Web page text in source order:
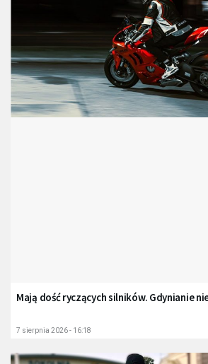
Mają dość ryczących silników. Gdynianie
7 sierpnia 2026 - 16:18